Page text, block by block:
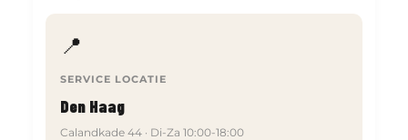
📍
SERVICE LOCATIE
Den Haag
Calandkade 44 · Di-Za 10:00-18:00